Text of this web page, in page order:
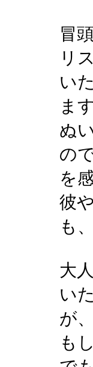
冒
リ
い
ま
ぬ
の
を
彼
も
大
い
が
も